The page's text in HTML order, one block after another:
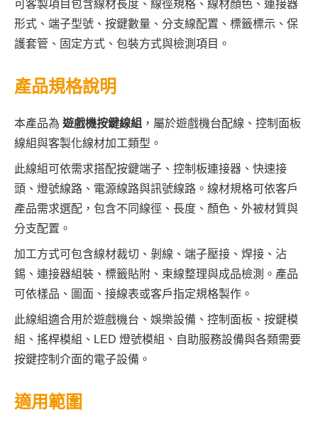
可客製項目包含線材長度、線徑規格、線材顏色、連接器
形式、端子型號、按鍵數量、分支線配置、標籤標示、保
護套管、固定方式、包裝方式與檢測項目。
產品規格說明
本產品為 遊戲機按鍵線組 ，屬於遊戲機台配線、控制面板
線組與客製化線材加工類型。
此線組可依需求搭配按鍵端子、控制板連接器、快速接
頭、燈號線路、電源線路與訊號線路。線材規格可依客戶
產品需求選配，包含不同線徑、長度、顏色、外被材質與
分支配置。
加工方式可包含線材裁切、剝線、端子壓接、焊接、沾
錫、連接器組裝、標籤貼附、束線整理與成品檢測。產品
可依樣品、圖面、接線表或客戶指定規格製作。
此線組適合用於遊戲機台、娛樂設備、控制面板、按鍵模
組、搖桿模組、LED 燈號模組、自助服務設備與各類需要
按鍵控制介面的電子設備。
適用範圍